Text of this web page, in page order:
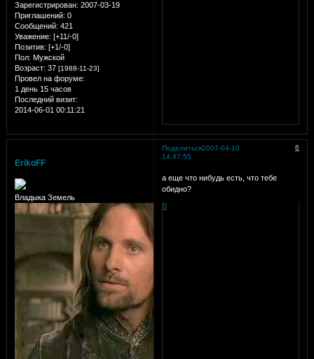
Зарегистрирован: 2007-03-19
Приглашений: 0
Сообщений: 421
Уважение: [+11/-0]
Позитив: [+1/-0]
Пол: Мужской
Возраст: 37 [1988-11-23]
Провел на форуме:
1 день 15 часов
Последний визит:
2014-06-01 00:11:21
Поделиться 6
2007-04-10
14:47:55
ErikoFF
Владыка Земель
а еще что нибудь есть, что тебе
обидно?
0